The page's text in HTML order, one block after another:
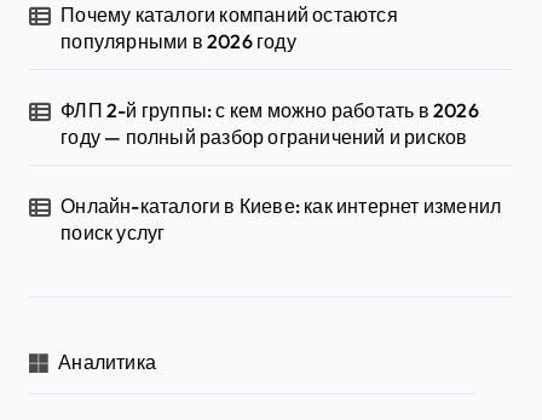
Почему каталоги компаний остаются
популярными в 2026 году
ФЛП 2-й группы: с кем можно работать в 2026
году — полный разбор ограничений и рисков
Онлайн-каталоги в Киеве: как интернет изменил
поиск услуг
Аналитика